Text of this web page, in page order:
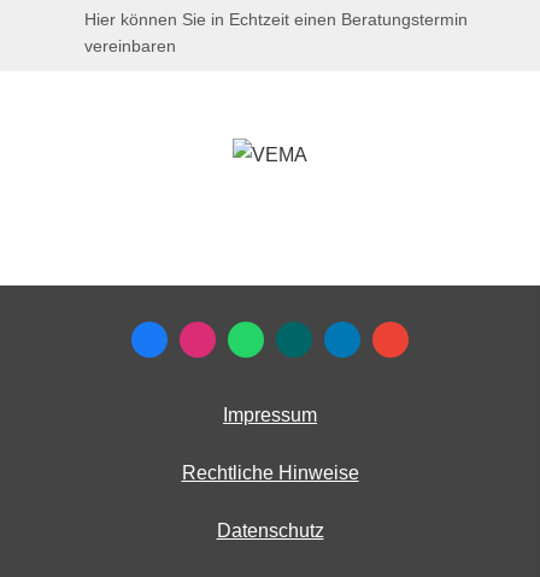
Hier können Sie in Echtzeit einen Beratungstermin
vereinbaren
Impressum
Rechtliche Hinweise
Datenschutz